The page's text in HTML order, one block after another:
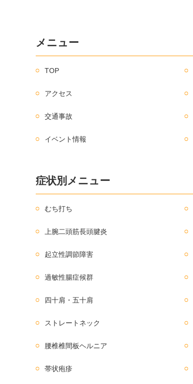
メニュー
TOP
アクセス
交通事故
イベント情報
症状別メニュー
むち打ち
上腕二頭筋長頭腱炎
起立性調節障害
過敏性腸症候群
四十肩・五十肩
ストレートネック
腰椎椎間板ヘルニア
帯状疱疹